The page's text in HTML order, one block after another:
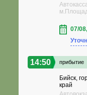
07/
14:50 прибытие
Бийск,
край